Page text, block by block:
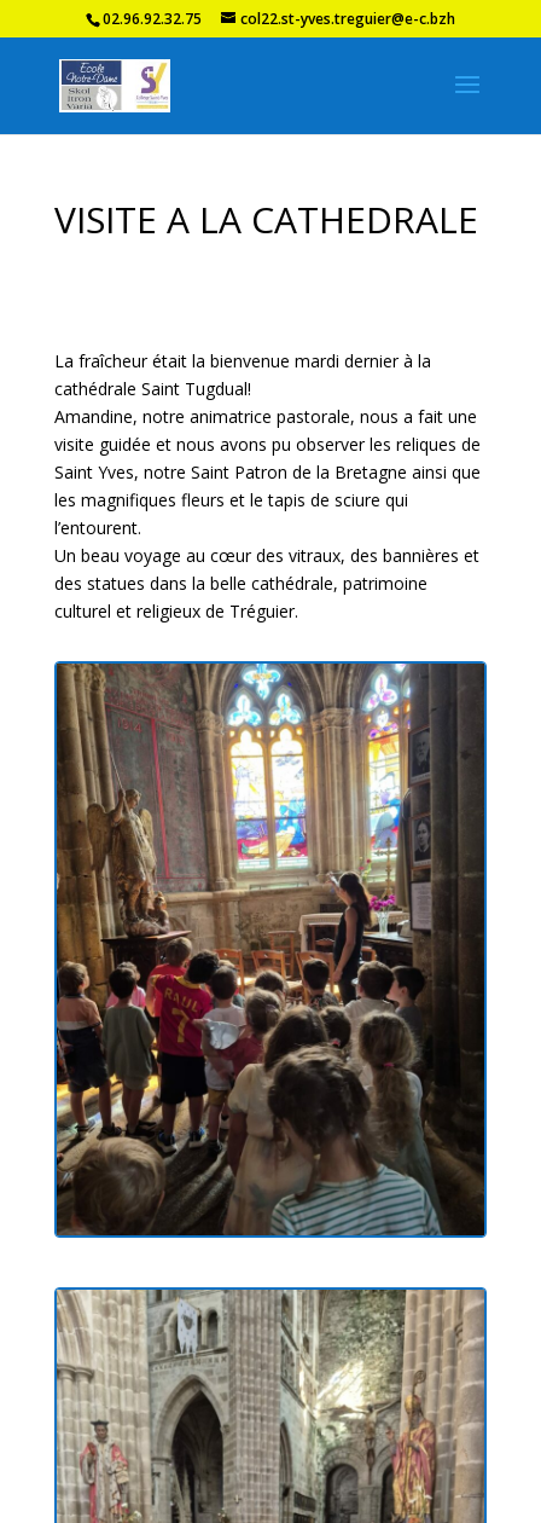
02.96.92.32.75 col22.st-yves.treguier@e-c.bzh
VISITE A LA CATHEDRALE
La fraîcheur était la bienvenue mardi dernier à la
cathédrale Saint Tugdual!
Amandine, notre animatrice pastorale, nous a fait une
visite guidée et nous avons pu observer les reliques de
Saint Yves, notre Saint Patron de la Bretagne ainsi que
les magnifiques fleurs et le tapis de sciure qui
l’entourent.
Un beau voyage au cœur des vitraux, des bannières et
des statues dans la belle cathédrale, patrimoine
culturel et religieux de Tréguier.